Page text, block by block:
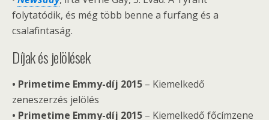
folytatódik, és még több benne a furfang és a
csalafintaság.
Díjak és jelölések
• Primetime Emmy-díj 2015 – Kiemelkedő
zeneszerzés jelölés
• Primetime Emmy-díj 2015 – Kiemelkedő főcímzene